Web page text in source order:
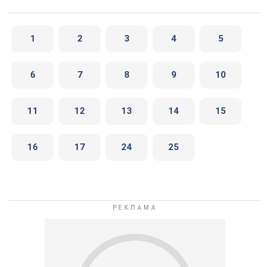
1 2 3 4 5
6 7 8 9 10
11 12 13 14 15
16 17 24 25